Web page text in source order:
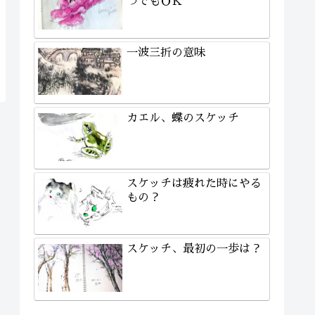
一波三折の意味
カエル、蝶のスケッチ
スケッチは疲れた時にやる
もの？
スケッチ、最初の一歩は？